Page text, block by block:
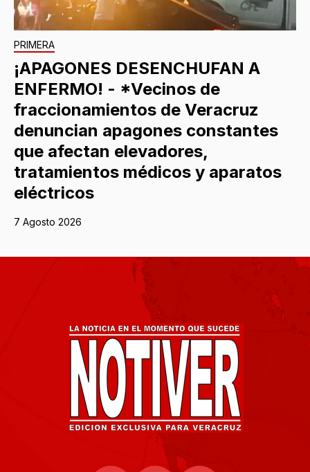
PRIMERA
¡APAGONES DESENCHUFAN A
ENFERMO! - *Vecinos de
fraccionamientos de Veracruz
denuncian apagones constantes
que afectan elevadores,
tratamientos médicos y aparatos
eléctricos
7 Agosto 2026